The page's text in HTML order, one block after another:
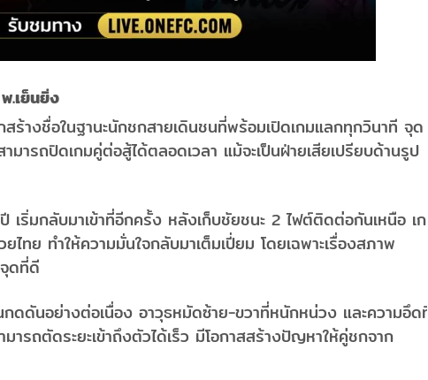
.เย็นยิ่ง
ร้างชื่อในฐานะนักชกสายเดินชนที่พร้อมเปิดเกมแลกทุกวินาที จุด
ารถปิดเกมคู่ต่อสู้ได้ตลอดเวลา แม้จะเป็นฝ่ายเสียเปรียบด้านรูป
ริ่มกลับมาเข้าที่อีกครั้ง หลังเก็บชัยชนะ 2 ไฟต์ติดต่อกันเหนือ เก
ทย ทำให้ความมั่นใจกลับมาเต็มเปี่ยม โดยเฉพาะเรื่องสภาพ
ดที่ดี
ดดันอย่างต่อเนื่อง อาวุธหมัดซ้าย-ขวาที่หนักหน่วง และความอึดที่
รถตัดระยะเข้าถึงตัวได้เร็ว มีโอกาสสร้างปัญหาให้คู่ชกจาก